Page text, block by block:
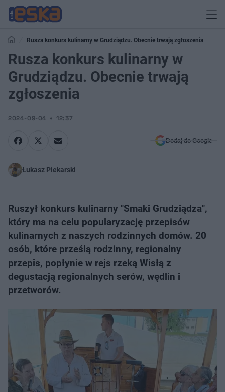
Rusza konkurs kulinarny w Grudziądzu. Obecnie trwają zgłoszenia
Rusza konkurs kulinarny w
Grudziądzu. Obecnie trwają
zgłoszenia
2024-09-04 12:37
Dodaj do Google
Łukasz Piekarski
Ruszył konkurs kulinarny "Smaki Grudziądza",
który ma na celu popularyzację przepisów
kulinarnych z naszych rodzinnych domów. 20
osób, które prześlą rodzinny, regionalny
przepis, popłynie w rejs rzeką Wisłą z
degustacją regionalnych serów, wędlin i
przetworów.